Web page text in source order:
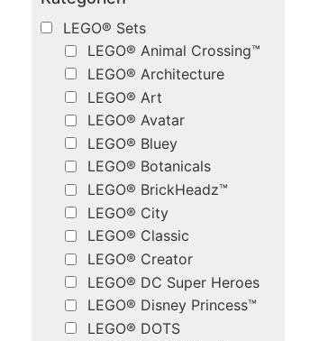
LEGO® Sets
LEGO® Animal Crossing™
LEGO® Architecture
LEGO® Art
LEGO® Avatar
LEGO® Bluey
LEGO® Botanicals
LEGO® BrickHeadz™
LEGO® City
LEGO® Classic
LEGO® Creator
LEGO® DC Super Heroes
LEGO® Disney Princess™
LEGO® DOTS